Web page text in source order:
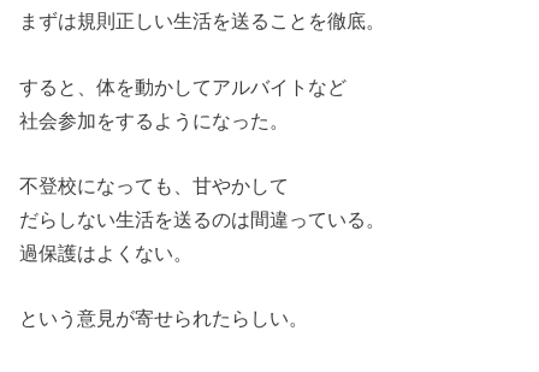
まずは規則正しい生活を送ることを徹底。
すると、体を動かしてアルバイトなど
社会参加をするようになった。
不登校になっても、甘やかして
だらしない生活を送るのは間違っている。
過保護はよくない。
という意見が寄せられたらしい。